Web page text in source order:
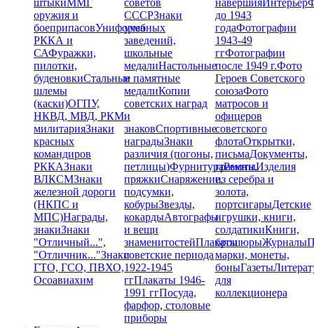
штыкиММГ
оружия и
боеприпасовУниформа
РККА и
САФуражки,
пилотки,
буденовкиСтальные
шлемы
(каски)ОГПУ,
НКВД, МВД, РКМ
милитарияЗнаки
красных
командиров
РККАЗнаки
ВЛКСМЗнаки
железной дороги
(НКПС и
МПС)Награды,
знакиЗнаки
"Отличный...",
"Отличник..."Знаки
ГТО, ГСО, ПВХО,
Осоавиахим
советов
СССРЗнаки
учебных
заведений,
школьные
медалиНастольные
и памятные
медалиКопии
советских наград
и
знаковСпортивные
наградыЗнаки
различия (погоны,
петлицы)ФурнитураРемни,
пряжкиСнаряжение,
подсумки,
кобурыЗвезды,
кокардыАвтографы
и вещи
знаменитостейПлакаты
советские периода
1922-1945
ггПлакаты 1946-
1991 ггПосуда,
фарфор, столовые
приборы
навершияИнтерьер
до 1943
годаФотографии
1943-49
ггФотографии
после 1949 г.Фото
Героев Советского
союзаФото
матросов и
офицеров
советского
флотаОткрытки,
письмаДокументы,
грамотыИзделия
из серебра и
золота,
портсигарыДетские
игрушки, книги,
солдатикиКниги,
брошюрыЖурналы
марки, монеты,
боныГазеты
для
коллекционера